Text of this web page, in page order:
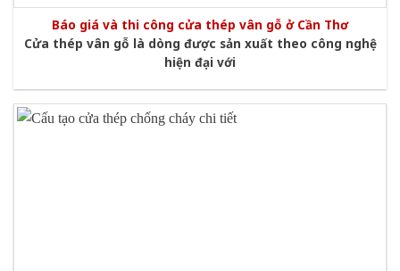
Báo giá và thi công cửa thép vân gỗ ở Cần Thơ
Cửa thép vân gỗ là dòng được sản xuất theo công nghệ
hiện đại với